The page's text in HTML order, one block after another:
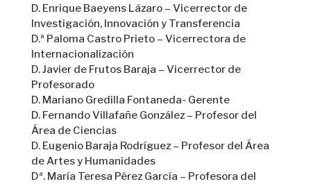
D. Enrique Baeyens Lázaro – Vicerrector de
Investigación, Innovación y Transferencia
D.ª Paloma Castro Prieto – Vicerrectora de
Internacionalización
D. Javier de Frutos Baraja – Vicerrector de
Profesorado
D. Mariano Gredilla Fontaneda- Gerente
D. Fernando Villafañe González – Profesor del
Área de Ciencias
D. Eugenio Baraja Rodríguez – Profesor del Área
de Artes y Humanidades
Dª. María Teresa Pérez García – Profesora del